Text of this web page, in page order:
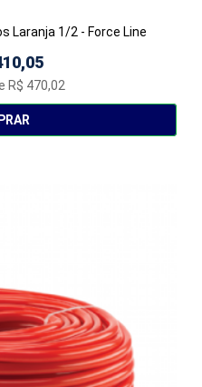
Laranja 1/2 - Force Line
R$ 470,02